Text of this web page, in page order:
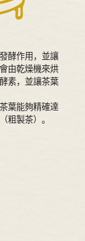
酵作用，並讓
由乾燥機來烘
素，並讓茶葉
葉能夠精確達
粗製茶）。